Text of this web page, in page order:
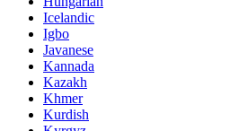
Icelandic
Igbo
Javanese
Kannada
Kazakh
Khmer
Kurdish